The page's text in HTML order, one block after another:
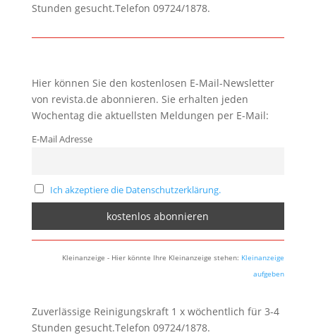
Stunden gesucht.Telefon 09724/1878.
Hier können Sie den kostenlosen E-Mail-Newsletter
von revista.de abonnieren. Sie erhalten jeden
Wochentag die aktuellsten Meldungen per E-Mail:
E-Mail Adresse
Ich akzeptiere die Datenschutzerklärung.
Kleinanzeige - Hier könnte Ihre Kleinanzeige stehen: Kleinanzeige
aufgeben
Zuverlässige Reinigungskraft 1 x wöchentlich für 3-4
Stunden gesucht.Telefon 09724/1878.